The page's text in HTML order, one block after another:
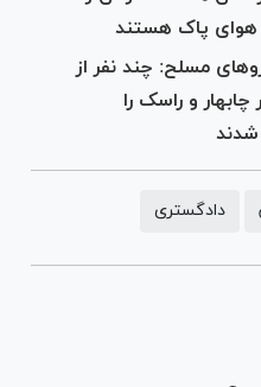
هوای پاک هستند
مسلح: چند نفر از
و راسک را
شدند
دادگستری